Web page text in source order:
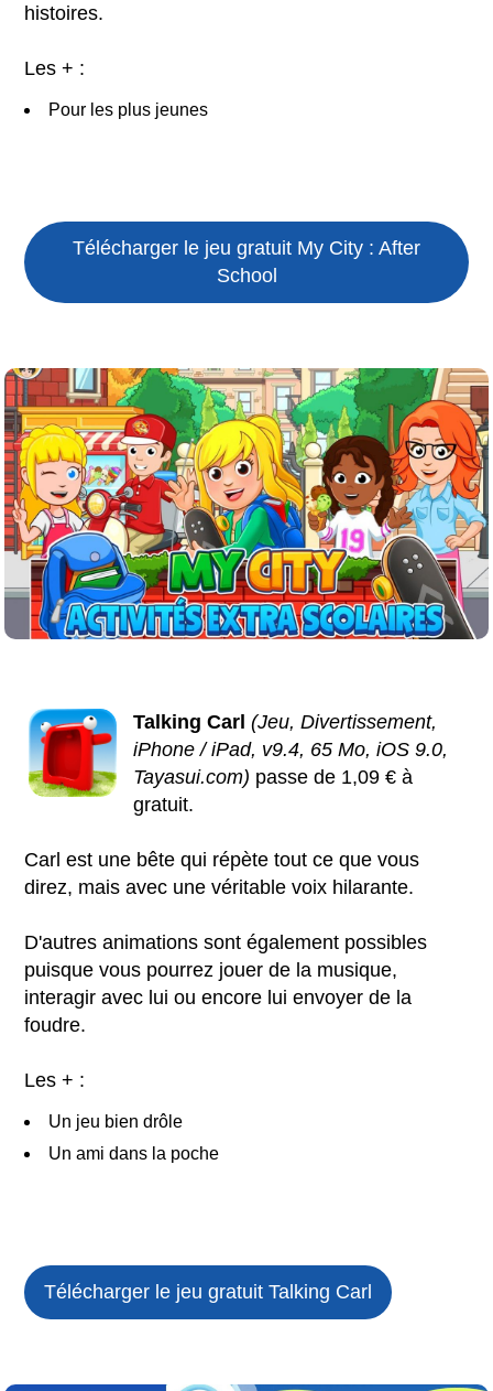
histoires.
Les + :
Pour les plus jeunes
Télécharger le jeu gratuit My City : After
School
Talking Carl (Jeu, Divertissement,
iPhone / iPad, v9.4, 65 Mo, iOS 9.0,
Tayasui.com) passe de 1,09 € à
gratuit.
Carl est une bête qui répète tout ce que vous
direz, mais avec une véritable voix hilarante.
D'autres animations sont également possibles
puisque vous pourrez jouer de la musique,
interagir avec lui ou encore lui envoyer de la
foudre.
Les + :
Un jeu bien drôle
Un ami dans la poche
Télécharger le jeu gratuitTalking Carl